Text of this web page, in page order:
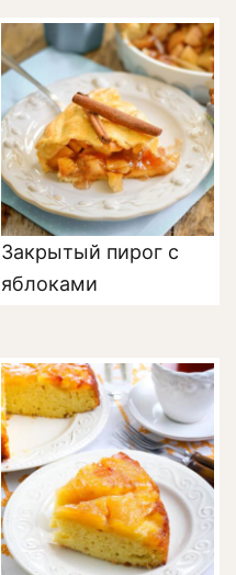
Закрытый пирог с
яблоками